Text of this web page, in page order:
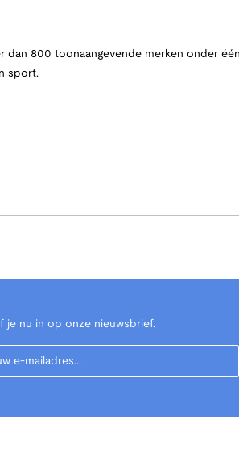
dan 800 toonaangevende merken onder
sport.
je nu in op onze nieuwsbrief.